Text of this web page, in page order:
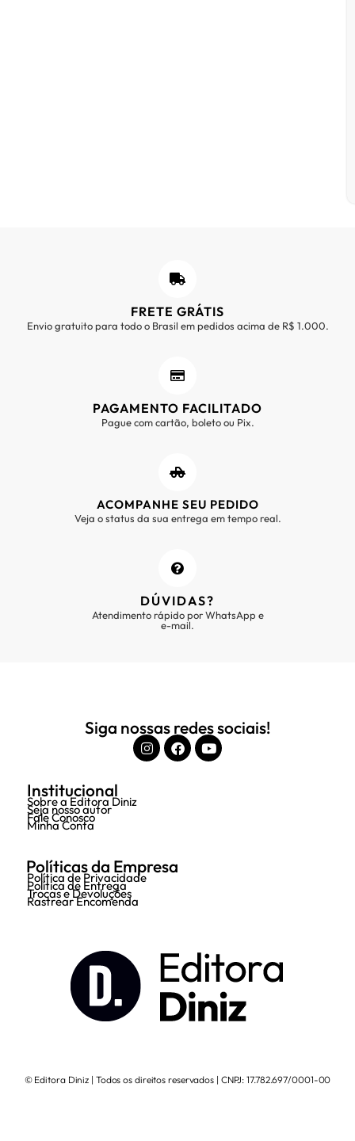
FRETE GRÁTIS
Envio gratuito para todo o Brasil em pedidos acima de R$ 1.000.
PAGAMENTO FACILITADO
Pague com cartão, boleto ou Pix.
ACOMPANHE SEU PEDIDO
Veja o status da sua entrega em tempo real.
DÚVIDAS?
Atendimento rápido por WhatsApp e
e-mail.
Siga nossas redes sociais!
Institucional
Sobre a Editora Diniz
Seja nosso autor
Fale Conosco
Minha Conta
Políticas da Empresa
Política de Privacidade
Política de Entrega
Trocas e Devoluções
Rastrear Encomenda
© Editora Diniz | Todos os direitos reservados | CNPJ: 17.782.697/0001-00